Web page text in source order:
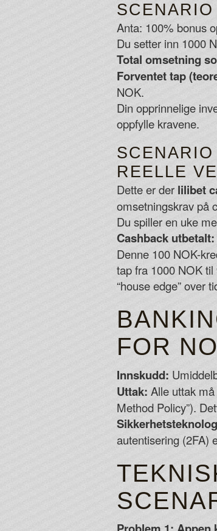
Anta: 100% bonus
Du setter inn 1000
Total omsetning
Forventet tap
NOK.
Din opprinnelige
oppfylle kravene.
REELLE
Dette er der lilibet
omsetningskrav på
Du spiller en uke
Cashback utbetalt:
Denne 100 NOK-
tap fra 1000 NOK
“house edge” over
FOR
Innskudd:
Uttak: Alle uttak
Method Policy”).
autentisering (2FA)